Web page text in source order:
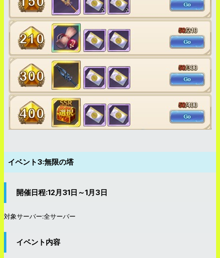
イベント3:無限の塔
開催日程:12月31日～1月3日
対象サーバー:全サーバー
イベント内容